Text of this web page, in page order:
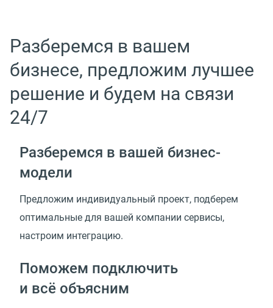
Разберемся в вашем
бизнесе, предложим лучшее
решение и будем на связи
24/7
Разберемся в вашей бизнес-
модели
Предложим индивидуальный проект, подберем
оптимальные для вашей компании сервисы,
настроим интеграцию.
Поможем подключить
и всё объясним